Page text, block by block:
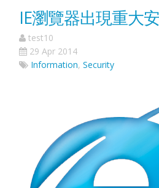
IE瀏覽器出現重大
test10
29 Apr 2014
Information, Security